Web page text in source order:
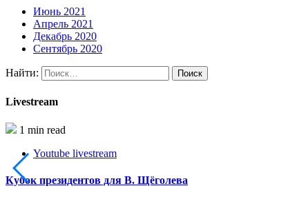
Июнь 2021
Апрель 2021
Декабрь 2020
Сентябрь 2020
Найти:
Livestream
1 min read
Youtube livestream
Кубок президентов для В. Щёголева